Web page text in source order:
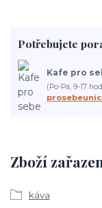
Zboží
káva
Potřebujete
Kafe pro
(Po-Pá, 9-17